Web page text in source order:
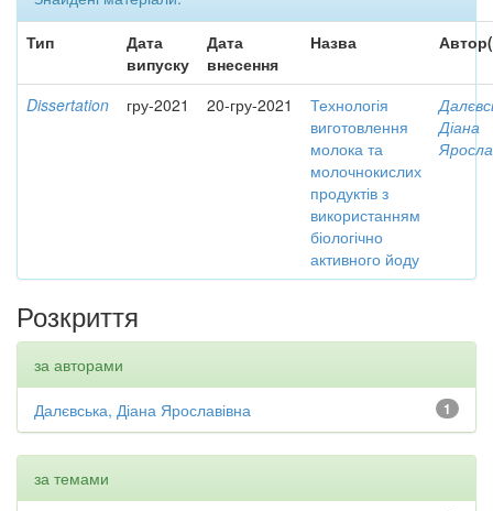
Тип
Дата
випуску
Дата
внесення
Назва
Dissertation гру-2021 20-гру-2021
Технологія
виготовлення
молока та
молочнокислих
продуктів з
використанням
біологічно
активного йоду
Діана
Розкриття
за авторами
1
Далєвська, Діана Ярославівна
за темами